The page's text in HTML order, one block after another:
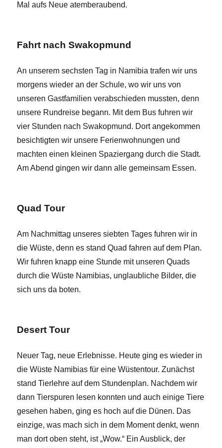
Mal aufs Neue atemberaubend.
Fahrt nach Swakopmund
An unserem sechsten Tag in Namibia trafen wir uns
morgens wieder an der Schule, wo wir uns von
unseren Gastfamilien verabschieden mussten, denn
unsere Rundreise begann. Mit dem Bus fuhren wir
vier Stunden nach Swakopmund. Dort angekommen
besichtigten wir unsere Ferienwohnungen und
machten einen kleinen Spaziergang durch die Stadt.
Am Abend gingen wir dann alle gemeinsam Essen.
Quad Tour
Am Nachmittag unseres siebten Tages fuhren wir in
die Wüste, denn es stand Quad fahren auf dem Plan.
Wir fuhren knapp eine Stunde mit unseren Quads
durch die Wüste Namibias, unglaubliche Bilder, die
sich uns da boten.
Desert Tour
Neuer Tag, neue Erlebnisse. Heute ging es wieder in
die Wüste Namibias für eine Wüstentour. Zunächst
stand Tierlehre auf dem Stundenplan. Nachdem wir
dann Tierspuren lesen konnten und auch einige Tiere
gesehen haben, ging es hoch auf die Dünen. Das
einzige, was mach sich in dem Moment denkt, wenn
man dort oben steht, ist „Wow.“ Ein Ausblick, der